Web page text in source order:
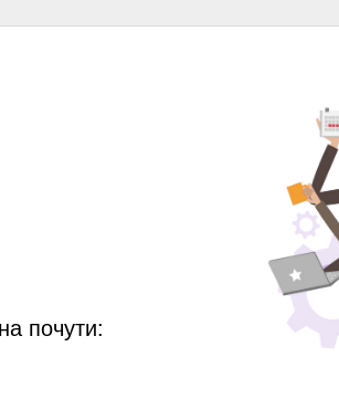
почути: